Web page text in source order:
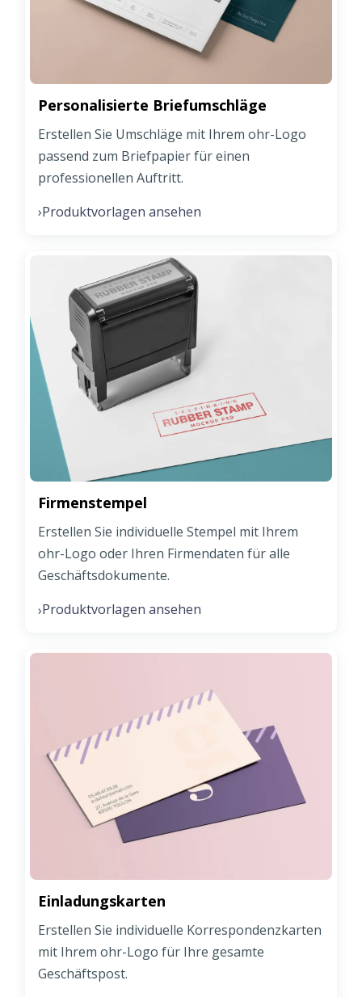
Personalisierte Briefumschläge
Erstellen Sie Umschläge mit Ihrem ohr-Logo
passend zum Briefpapier für einen
professionellen Auftritt.
›Produktvorlagen ansehen
Firmenstempel
Erstellen Sie individuelle Stempel mit Ihrem
ohr-Logo oder Ihren Firmendaten für alle
Geschäftsdokumente.
›Produktvorlagen ansehen
Einladungskarten
Erstellen Sie individuelle Korrespondenzkarten
mit Ihrem ohr-Logo für Ihre gesamte
Geschäftspost.